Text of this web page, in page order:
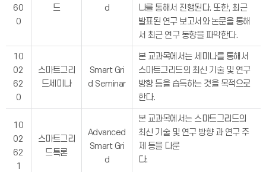
60
0
드
d
나를 통해서 진행된다. 또한, 최근
발표된 연구 보고서와 논문을 통해
서 최근 연구 동향을 파악한다.
10
02
62
0
스마트그리
드세미나
Smart Gri
d Seminar
본 교과목에서는 세미나를 통해서
스마트그리드의 최신 기술 및 연구
방향 등을 습득하는 것을 목적으로
한다.
10
02
62
1
스마트그리
드특론
Advanced
Smart Gri
d
본 교과목에서는 스마트그리드의
최신 기술 및 연구 방향 과 연구 주
제 등을 다룬
다.